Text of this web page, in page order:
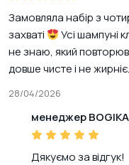
Замовляла набір з
захваті
Усі шампуні
не знаю, який
довше чисте і не жирніє.
28/04/2026
менеджер
Дякуємо за відгук!